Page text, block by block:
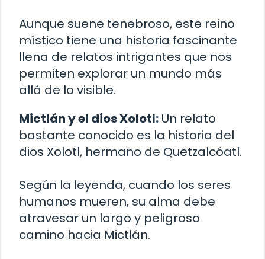
Aunque suene tenebroso, este reino
místico tiene una historia fascinante
llena de relatos intrigantes que nos
permiten explorar un mundo más
allá de lo visible.
Mictlán y el dios Xolotl: Un relato
bastante conocido es la historia del
dios Xolotl, hermano de Quetzalcóatl.
Según la leyenda, cuando los seres
humanos mueren, su alma debe
atravesar un largo y peligroso
camino hacia Mictlán.